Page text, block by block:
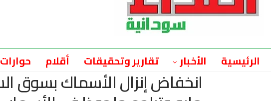
الرئيسية الأخبار تقارير وتحقيقات أقلام حوارات